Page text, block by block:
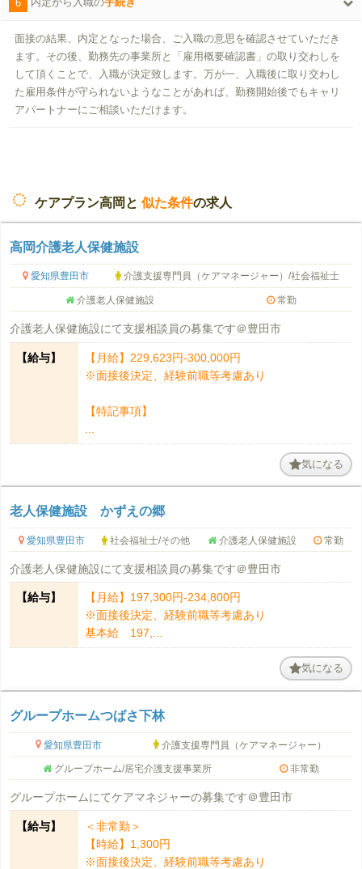
6 内定から入職の手続き
面接の結果、内定となった場合、ご入職の意思を確認させていただき
ます。その後、勤務先の事業所と「雇用概要確認書」の取り交わしを
して頂くことで、入職が決定致します。万が一、入職後に取り交わし
た雇用条件が守られないようなことがあれば、勤務開始後でもキャリ
アパートナーにご相談いただけます。
ケアプラン高岡と 似た条件の求人
高岡介護老人保健施設
愛知県豊田市 介護支援専門員（ケアマネージャー）/社会福祉士
介護老人保健施設 常勤
介護老人保健施設にて支援相談員の募集です＠豊田市
【給与】
【月給】229,623円-300,000円
※面接後決定、経験前職等考慮あり
【特記事項】
気になる
老人保健施設 かずえの郷
愛知県豊田市 社会福祉士/その他 介護老人保健施設 常勤
介護老人保健施設にて支援相談員の募集です＠豊田市
【給与】
【月給】197,300円-234,800円
※面接後決定、経験前職等考慮あり
基本給 197,...
気になる
グループホームつばさ下林
愛知県豊田市 介護支援専門員（ケアマネージャー）
グループホーム/居宅介護支援事業所 非常勤
グループホームにてケアマネジャーの募集です＠豊田市
【給与】
＜非常勤＞
【時給】1,300円
※面接後決定、経験前職等考慮あり